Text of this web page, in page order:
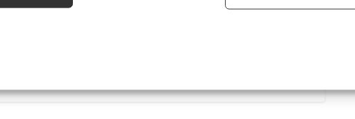
och meddela dina integritetsval.